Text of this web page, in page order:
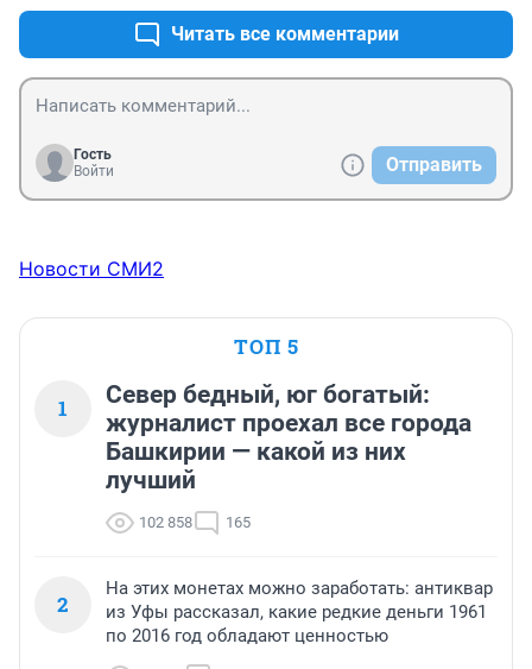
нее никак,,.А потом,; сосед ну поедем-,, а что тебя
много надо что ли,,иди и разберись САМ.А сосед,,,как
у тебя горячая вода,не грязная ли?.Посмотри у
себя,что у меня отдельная вода что ли?.Вот такие у
нас жители,,,. Так что каждый за себя.А ДОМ общий и
Читать все комментарии
Гость
Войти
Отправить
Новости СМИ2
ТОП 5
1
Север бедный, юг богатый:
журналист проехал все города
Башкирии — какой из них
лучший
102 858 165
2
На этих монетах можно заработать: антиквар
из Уфы рассказал, какие редкие деньги 1961
по 2016 год обладают ценностью